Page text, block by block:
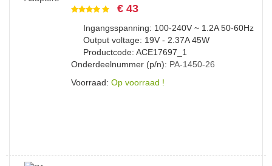
€ 43
Ingangsspanning: 100-240V ~ 1.2A 50-60Hz
Output voltage: 19V - 2.37A 45W
Productcode: ACE17697_1
Onderdeelnummer (p/n): PA-1450-26
Voorraad: Op voorraad !